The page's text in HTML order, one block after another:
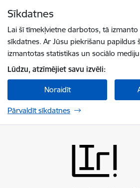
Sīkdatnes
Lai šī tīmekļvietne darbotos, tā
sīkdatnes. Ar Jūsu piekrišanu papildus
izmantotas statistikas un sociālo
Lūdzu, atzīmējiet savu izvēli:
Noraidīt
Pārvaldīt sīkdatnes